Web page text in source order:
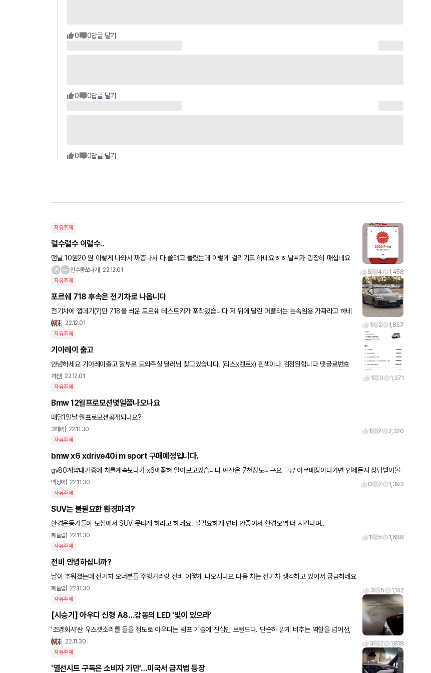
0 0답글 달기
0 0답글 달기
0 0답글 달기
자유주제
럴수럴수 이럴수..
맨날 10원20 원 이렇게 나와서 짜증나서 다 쓸려고 돌렸는데 이렇게 걸리기도 하네요ㅎㅎ 날씨가 굉장히 매섭네요
다들 감기조심하시고 빙판길 특히 조심 하셔야 될것같습니다 오늘도 안운 입니다
연수동쏘나기 22.12.01 6 4 1,458
자유주제
포르쉐 718 후속은 전기차로 나옵니다
전기차에 껍데기(?)만 718을 씌운 포르쉐 테스트카가 포착됐습니다 저 뒤에 달린 머플러는 눈속임용 가짜라고 하네
요
22.12.01 1 2 1,857
자유주제
기아레이 출고
안녕하세요 기아레이출고 할부로 도와주실 딜러님 찾고있습니다. (리스x렌트x) 흰색이나 검정원합니다 댓글로번호
주세요
과잔 22.12.01 1 0 1,371
자유주제
Bmw 12월프로모션몇일쯤나오나요
매달1일날 월프로모션공개되나요?
3페리 22.11.30 1 2 2,320
자유주제
bmw x6 xdrive40i m sport 구매예정입니다.
gv80계약대기중에 차를계속보다가 x6에꽂혀 알아보고있습니다 예산은 7천정도되구요 그냥 아무매장이나가면 언제든지 상담받아볼
수있는건가요? 딜러마다 서비스및 할인률이 많이틀린지요? 외제차쪽은 차알못이라
엑싱이 22.11.30 0 2 1,393
자유주제
SUV는 불필요한 환경파괴?
환경운동가들이 도심에서 SUV 못타게 하라고 하네요. 불필요하게 연비 안좋아서 환경오염 더 시킨다며..
째둘럽 22.11.30 1 5 1,688
자유주제
전비 안녕하십니까?
날이 추워졌는데 전기차 오너분들 주행거리랑 전비 어떻게 나오시나요 다음 차는 전기차 생각하고 있어서 궁금하네요
째둘럽 22.11.30 3 5 1,142
자유주제
[시승기] 아우디 신형 A8…감동의 LED '빛이 있으라'
'조명회사'란 우스갯소리를 들을 정도로 아우디는 램프 기술에 진심인 브랜드다. 단순히 밝게 비추는 역할을 넘어선,
앞으로 펼쳐질 미래를 가장 먼저 보여주기 위해 노력한다. 이번에 나온 신형 A8
22.11.30 3 2 1,818
자유주제
'열선시트 구독은 소비자 기만'…미국서 금지법 등장